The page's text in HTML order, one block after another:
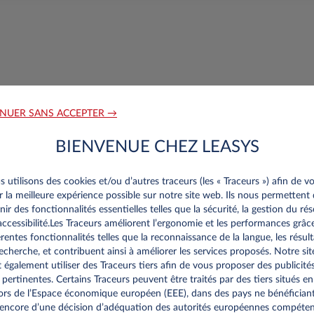
comment puis-je les obtenir?
carte grise, etc.) vous pouvez appeler contacter notre service
) ou compléter le formulaire afférent dans l'application
ou de réparation de verre?
conduite accompagnée?
SANS ACCEPTER →
BIENVENUE CHEZ LEASYS
utilisons des cookies et/ou d’autres traceurs (les « Traceurs ») afin de
la meilleure expérience possible sur notre site web. Ils nous permettent
des fonctionnalités essentielles telles que la sécurité, la gestion du
Traceurs améliorent l’ergonomie et les performances
fonctionnalités telles que la reconnaissance de la langue, les
et contribuent ainsi à améliorer les services proposés. Notre
également utiliser des Traceurs tiers afin de vous proposer des
pertinentes. Certains Traceurs peuvent être traités par des tiers situés en
de l’Espace économique européen (EEE), dans des pays ne
d’une décision d’adéquation des autorités européennes